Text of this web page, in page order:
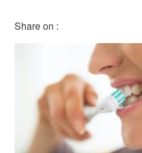
Share on :